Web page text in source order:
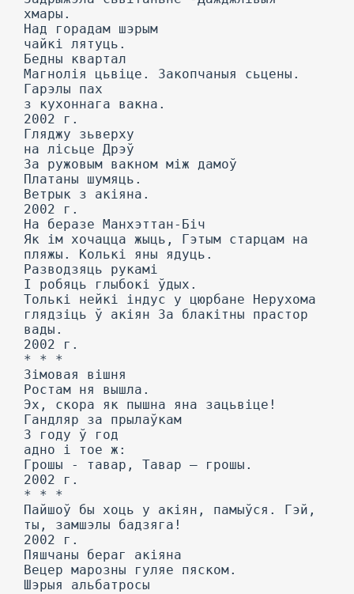
хмары.
Над горадам шэрым
чайкі лятуць.
Бедны квартал
Магнолія цьвіце. Закопчаныя сьцены.
Гарэлы пах
з кухоннага вакна.
2002 г.
Гляджу зьверху
на лісьце Дрэў
За ружовым вакном між дамоў
Платаны шумяць.
Ветрык з акіяна.
2002 г.
На беразе Манхэттан-Біч
Як ім хочацца жыць, Гэтым старцам на
пляжы. Колькі яны ядуць.
Разводзяць рукамі
I робяць глыбокі ўдых.
Толькі нейкі індус у цюрбане Нерухома
глядзіць ў акіян За блакітны прастор
вады.
2002 г.
* * *
Зімовая вішня
Ростам ня вышла.
Эх, скора як пышна яна зацьвіце!
Гандляр за прылаўкам
3 году ў год
адно і тое ж:
Грошы - тавар, Тавар — грошы.
2002 г.
* * *
Пайшоў бы хоць у акіян, памыўся. Гэй,
ты, замшэлы бадзяга!
2002 г.
Пяшчаны бераг акіяна
Вецер марозны гуляе пяском.
Шэрыя альбатросы